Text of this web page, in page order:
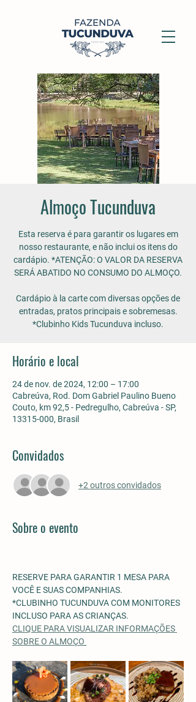
Almoço Tucunduva
Esta reserva é para garantir os lugares em
nosso restaurante, e não inclui os itens do
cardápio. *ATENÇÃO: O VALOR DA RESERVA
SERÁ ABATIDO NO CONSUMO DO ALMOÇO.
Cardápio à la carte com diversas opções de
entradas, pratos principais e sobremesas.
*Clubinho Kids Tucunduva incluso.
Horário e local
24 de nov. de 2024, 12:00 – 17:00
Cabreúva, Rod. Dom Gabriel Paulino Bueno
Couto, km 92,5 - Pedregulho, Cabreúva - SP,
13315-000, Brasil
Convidados
+2 outros convidados
Sobre o evento
RESERVE PARA GARANTIR 1 MESA PARA
VOCÊ E SUAS COMPANHIAS.
*CLUBINHO TUCUNDUVA COM MONITORES
INCLUSO PARA AS CRIANÇAS.
CLIQUE PARA VISUALIZAR INFORMAÇÕES
SOBRE O ALMOÇO